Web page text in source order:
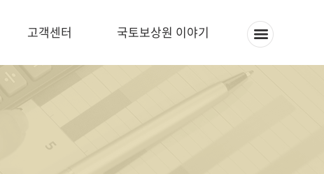
고객센터 국토보상원 이야기